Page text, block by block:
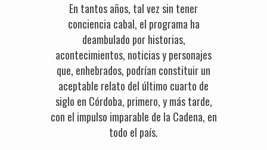
En tantos años, tal vez sin tener
conciencia cabal, el programa ha
deambulado por historias,
acontecimientos, noticias y personajes
que, enhebrados, podrían constituir un
aceptable relato del último cuarto de
siglo en Córdoba, primero, y más tarde,
con el impulso imparable de la Cadena, en
todo el país.